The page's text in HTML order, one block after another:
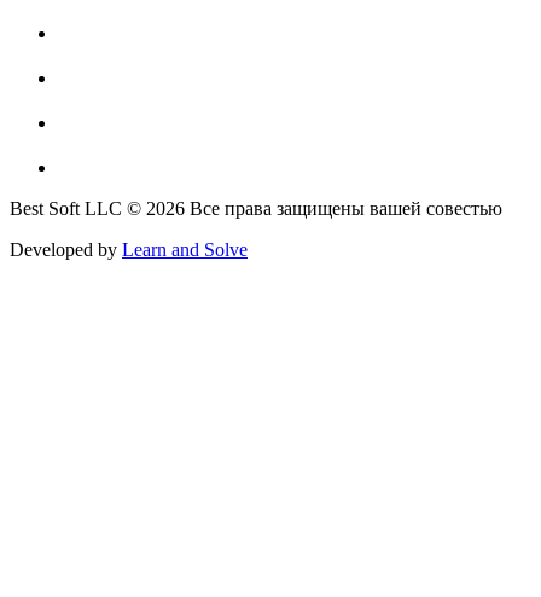
Best Soft LLC © 2026 Все права защищены вашей совестью
Developed by Learn and Solve